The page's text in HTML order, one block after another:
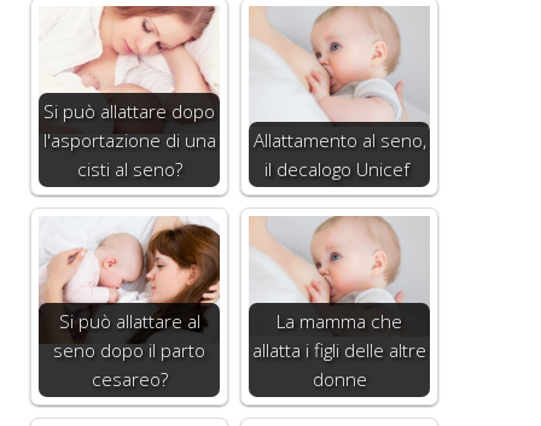
Si può allattare dopo
l'asportazione di una
cisti al seno?
Allattamento al seno,
il decalogo Unicef
Si può allattare al
seno dopo il parto
cesareo?
La mamma che
allatta i figli delle altre
donne